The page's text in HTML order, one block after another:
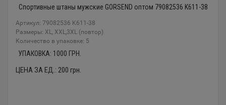
Спортивные штаны мужские GORSEND оптом 79082536 K611-38
Артикул: 79082536 K611-38
Размеры: XL, XXL,3XL (повтор)
Количество в упаковке: 5
УПАКОВКА: 1000 ГРН.
ЦЕНА ЗА ЕД.: 200 грн.